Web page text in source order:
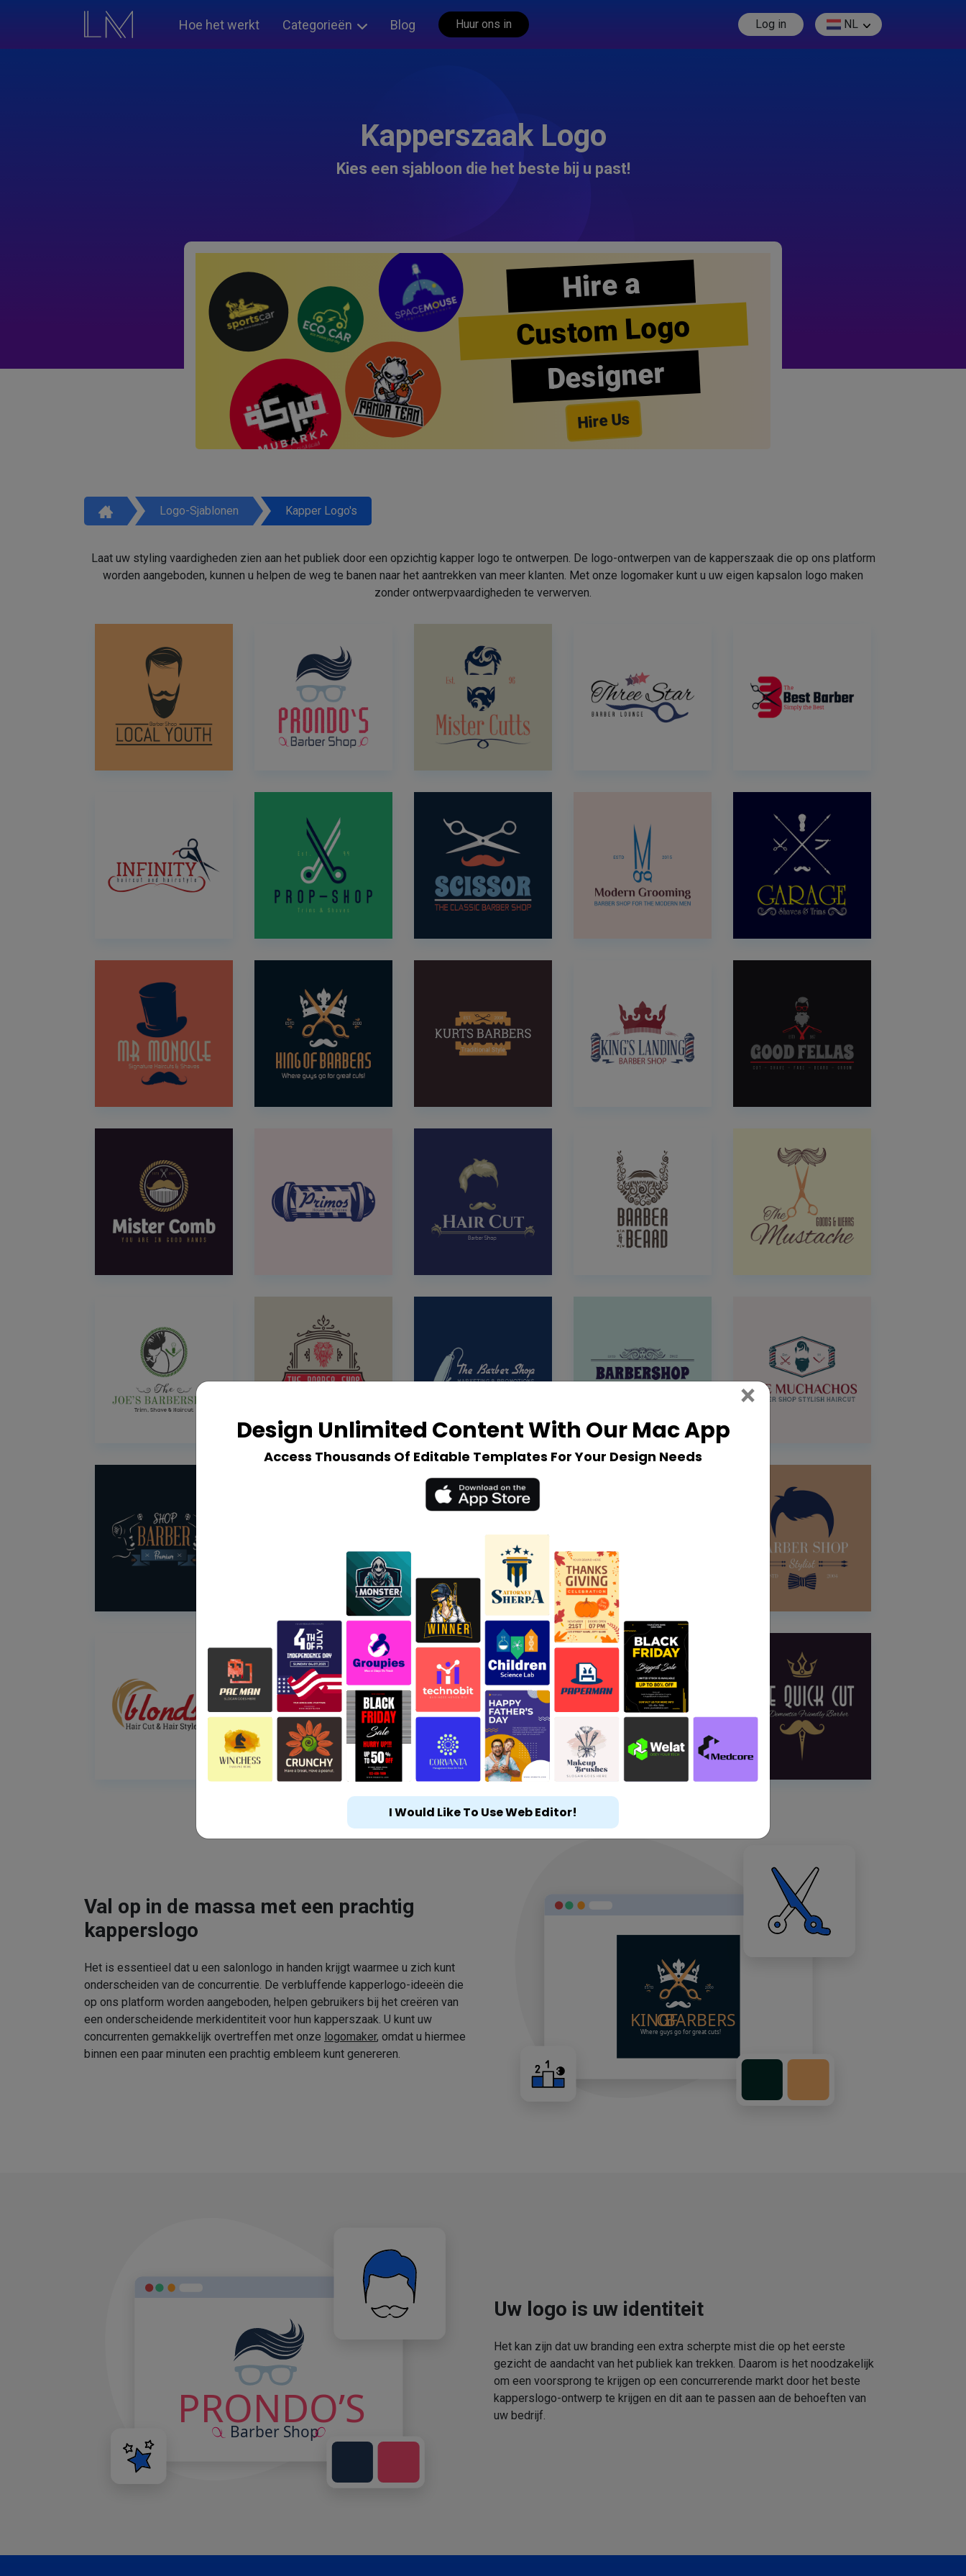
Hoe het werkt Categorieën Blog Huur ons in Log in NL
Kapperszaak Logo
Kies een sjabloon die het beste bij u past!
Hire a
Custom Logo
Designer
Hire Us
Logo-Sjablonen Kapper Logo's
Laat uw styling vaardigheden zien aan het publiek door een opzichtig kapper logo te ontwerpen. De logo-ontwerpen van de kapperszaak die op ons platform
worden aangeboden, kunnen u helpen de weg te banen naar het aantrekken van meer klanten. Met onze logomaker kunt u uw eigen kapsalon logo maken
zonder ontwerpvaardigheden te verwerven.
Val op in de massa met een prachtig
kapperslogo
Het is essentieel dat u een salonlogo in handen krijgt waarmee u zich kunt
onderscheiden van de concurrentie. De verbluffende kapperlogo-ideeën die
op ons platform worden aangeboden, helpen gebruikers bij het creëren van
een onderscheidende merkidentiteit voor hun kapperszaak. U kunt uw
concurrenten gemakkelijk overtreffen met onze logomaker, omdat u hiermee
binnen een paar minuten een prachtig embleem kunt genereren.
Uw logo is uw identiteit
Het kan zijn dat uw branding een extra scherpte mist die op het eerste
gezicht de aandacht van het publiek kan trekken. Daarom is het noodzakelijk
om een voorsprong te krijgen op een concurrerende markt door het beste
kapperslogo-ontwerp te krijgen en dit aan te passen aan de behoeften van
uw bedrijf.
Design Unlimited Content With Our Mac App
Access Thousands Of Editable Templates For Your Design Needs
× Close
I Would Like To Use Web Editor!